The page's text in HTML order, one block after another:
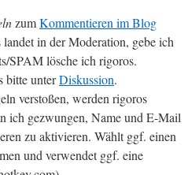
zumKommentieren im Blog
in der Moderation, gebe ich
SPAM lösche ich rigoros.
bitte unterDiskussion.
verstoßen, werden rigoros
ich gezwungen, Name und E-Mail
zu aktivieren. Wählt ggf. einen
und verwendet ggf. eine